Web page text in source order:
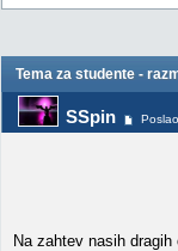
Tema za studente -
SSpin
Na zahtev nasih